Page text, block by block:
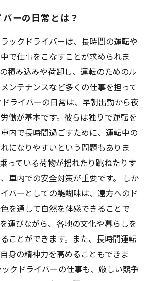
ーの日常とは？
ックドライバーは、長時間の運転や
で仕事をこなすことが求められま
積み込みや荷卸し、運転のためのル
ンテナンスなど多くの仕事を担って
ライバーの日常は、早朝出勤から夜
働が基本です。彼らは独りで運転を
内で長時間過ごすために、運転中の
になりやすいという問題もありま
っている荷物が揺れたり跳ねたりす
車内での安全対策が重要です。 しか
バーとしての醍醐味は、遠方へのド
を通して自然を体感できることで
運びながら、各地の文化や暮らしを
ことができます。また、長時間運転
身の精神力を高めることもできま
クドライバーの仕事も、厳しい競争